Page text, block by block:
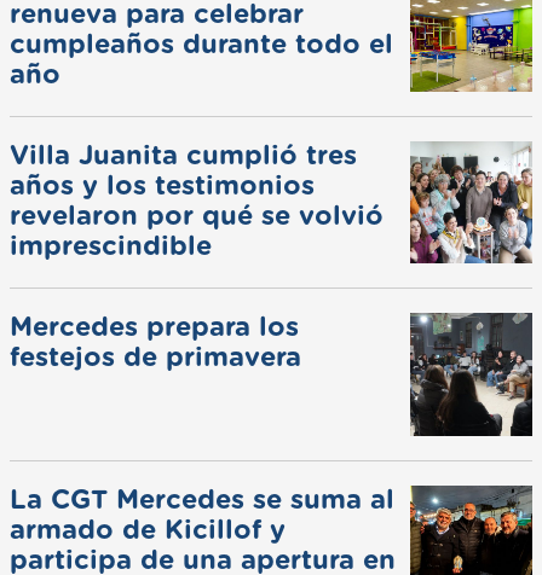
renueva para celebrar
cumpleaños durante todo el
año
Villa Juanita cumplió tres
años y los testimonios
revelaron por qué se volvió
imprescindible
Mercedes prepara los
festejos de primavera
La CGT Mercedes se suma al
armado de Kicillof y
participa de una apertura en